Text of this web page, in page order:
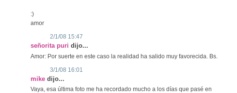
:)
amor
2/1/08 15:47
señorita puri dijo...
Amor: Por suerte en este caso la realidad ha salido muy favorecida. Bs.
3/1/08 16:01
mike dijo...
Vaya, esa última foto me ha recordado mucho a los días que pasé en